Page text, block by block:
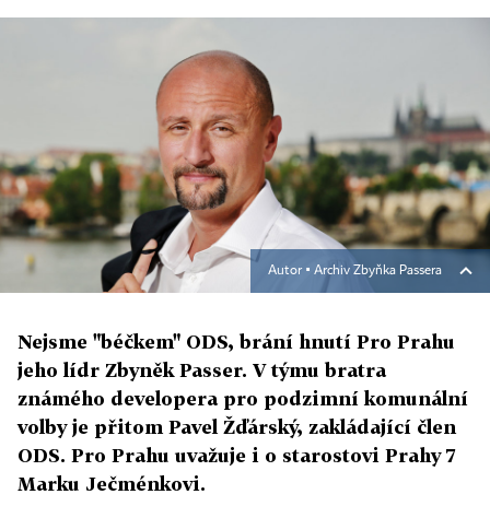
Autor ▪ Archiv Zbyňka Passera
Nejsme "béčkem" ODS, brání hnutí Pro Prahu
jeho lídr Zbyněk Passer. V týmu bratra
známého developera pro podzimní komunální
volby je přitom Pavel Žďárský, zakládající člen
ODS. Pro Prahu uvažuje i o starostovi Prahy 7
Marku Ječménkovi.